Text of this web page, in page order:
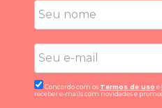
Concordo com os Termos de uso e
receber e-mails com novidades e